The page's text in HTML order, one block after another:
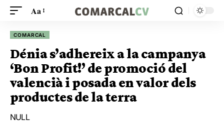
Aa
COMARCAL
Dénia s’adhereix a la campanya
‘Bon Profit!’ de promoció del
valencià i posada en valor dels
productes de la terra
NULL